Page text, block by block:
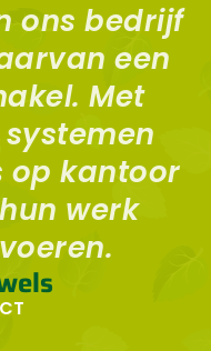
ons bedrijf
een
Met
op kantoor
werk